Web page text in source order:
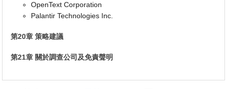
OpenText Corporation
Palantir Technologies Inc.
第20章 策略建議
第21章 關於調查公司及免責聲明